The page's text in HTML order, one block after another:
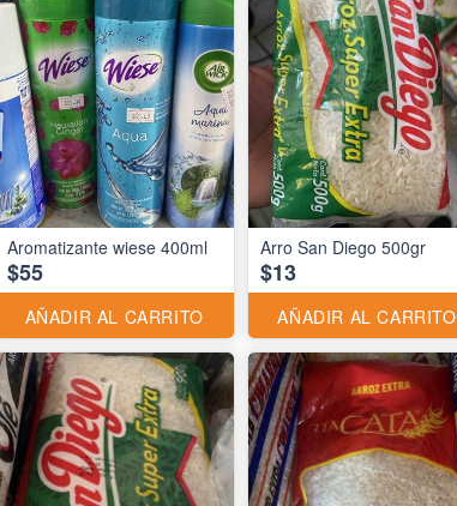
Aromatizante wiese 400ml
$55
AÑADIR AL CARRITO
Arro San Diego 500gr
$13
AÑADIR AL CARRITO